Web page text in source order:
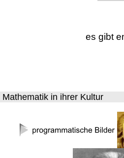
es gibt
Mathematik in ihrer Kultur